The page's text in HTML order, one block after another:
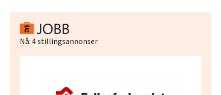
Nå:4stillingsannonser